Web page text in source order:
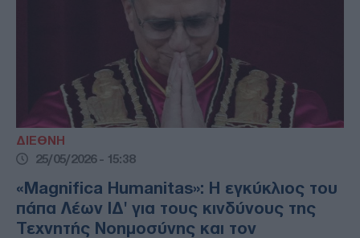
ΔΙΕΘΝΗ
25/05/2026 - 15:38
«Magnifica Humanitas»: Η εγκύκλιος του
πάπα Λέων ΙΔ' για τους κινδύνους της
Τεχνητής Νοημοσύνης και τον